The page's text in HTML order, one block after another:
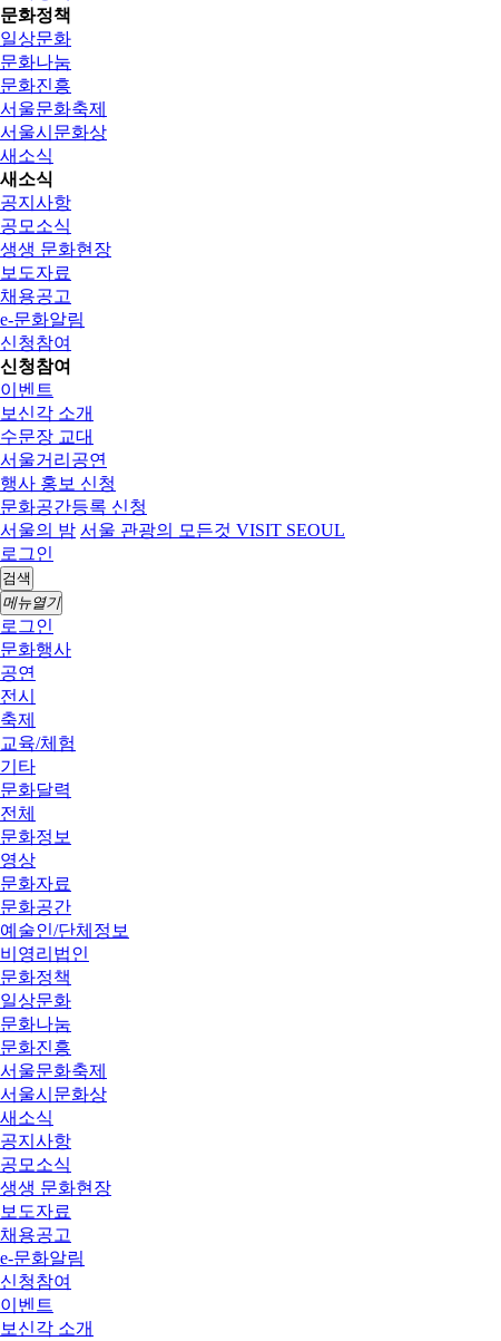
문화정책
일상문화
문화나눔
문화진흥
서울문화축제
서울시문화상
새소식
새소식
공지사항
공모소식
생생 문화현장
보도자료
채용공고
e-문화알림
신청참여
신청참여
이벤트
보신각 소개
수문장 교대
서울거리공연
행사 홍보 신청
문화공간등록 신청
서울의 밤 서울 관광의 모든것 VISIT SEOUL
로그인
검색
메뉴열기
로그인
문화행사
공연
전시
축제
교육/체험
기타
문화달력
전체
문화정보
영상
문화자료
문화공간
예술인/단체정보
비영리법인
문화정책
일상문화
문화나눔
문화진흥
서울문화축제
서울시문화상
새소식
공지사항
공모소식
생생 문화현장
보도자료
채용공고
e-문화알림
신청참여
이벤트
보신각 소개